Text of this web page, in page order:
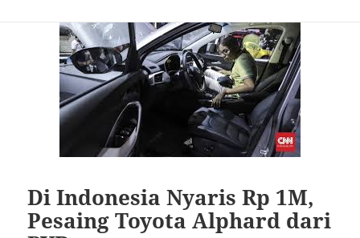
Di Indonesia Nyaris Rp 1M,
Pesaing Toyota Alphard dari